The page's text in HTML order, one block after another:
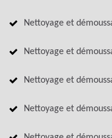
Nettoyage et
Nettoyage et
Nettoyage et
Nettoyage et